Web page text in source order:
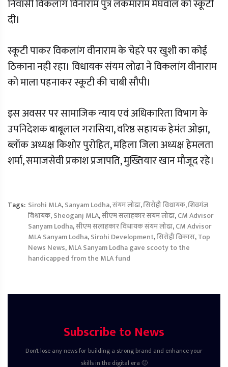
निवासी विकलांग विनाराम पुत्र लकमाराम मेघवाल को स्कूटी
दी।
स्कूटी पाकर विकलांग वीनाराम के चेहरे पर खुशी का कोई
ठिकाना नही रहा। विधायक संयम लोढा ने विकलांग वीनाराम
को माला पहनाकर स्कूटी की चाबी सौपी।
इस अवसर पर सामाजिक न्याय एवं अधिकारिता विभाग के
उपनिदेशक बाबूलाल गरासिया, वरिष्ठ सहायक हेमंत ओझा,
ब्लॉक अध्यक्ष किशोर पुरोहित, महिला जिला अध्यक्ष हेमलता
शर्मा, समाजसेवी प्रकाश प्रजापति, मुख्तियार खान मौजूद रहे।
Tags: Sirohi MLA,Sanyam Lodha,संयम लोढा,सिरोही विधायक,शिवगंज
विधायक,Sheoganj MLA,सीएम सलाहकार संयम लोढा,CM Advisor
Sanyam Lodha,सीएम सलाहकार विधायक संयम लोढा,CM Advisor
MLA Sanyam Lodha,Sirohi Development,सिरोही विकास,Top
News News,MLA Sanyam Lodha gave scooty to the
handicapped from the MLA fund
Subscribe to News
Don't lose any news for building a strong brand and enhance your
skills in the digital era 🙂